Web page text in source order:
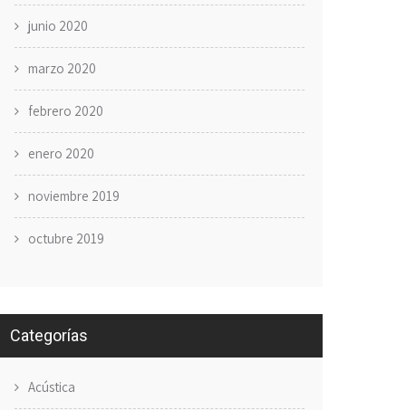
junio 2020
marzo 2020
febrero 2020
enero 2020
noviembre 2019
octubre 2019
Categorías
Acústica